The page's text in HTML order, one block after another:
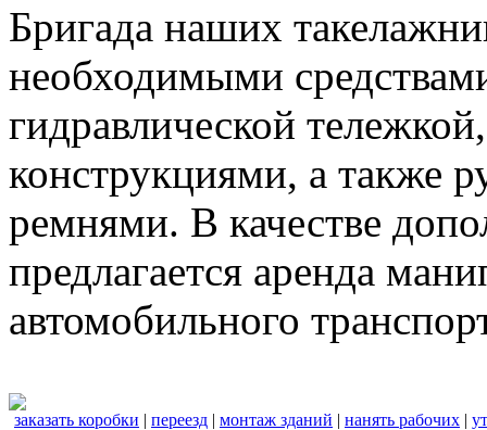
Бригада наших
необходимыми
гидравлической
конструкциями, а также
ремнями. В качестве
предлагается аренда
автомобильного
заказать коробки | переезд | монтаж зданий | нанять рабочих |